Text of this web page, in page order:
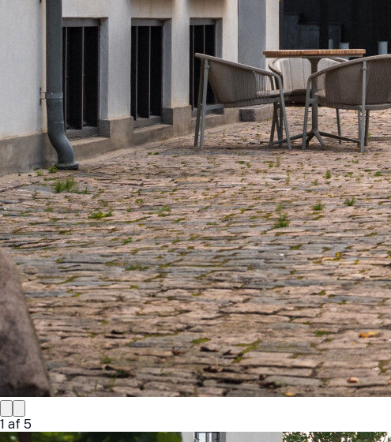
1 af 5